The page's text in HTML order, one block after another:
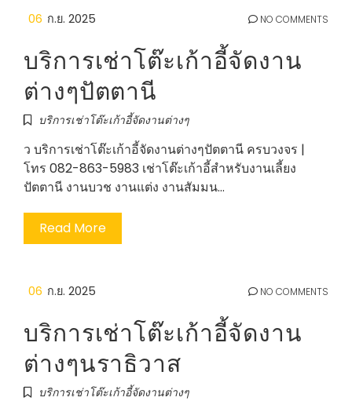
06 ก.ย. 2025 NO COMMENTS
บริการเช่าโต๊ะเก้าอี้จัดงาน
ต่างๆปัตตานี
บริการเช่าโต๊ะเก้าอี้จัดงานต่างๆ
ว บริการเช่าโต๊ะเก้าอี้จัดงานต่างๆปัตตานี ครบวงจร |
โทร 082-863-5983 เช่าโต๊ะเก้าอี้สำหรับงานเลี้ยง
ปัตตานี งานบวช งานแต่ง งานสัมมน…
Read More
06 ก.ย. 2025 NO COMMENTS
บริการเช่าโต๊ะเก้าอี้จัดงาน
ต่างๆนราธิวาส
บริการเช่าโต๊ะเก้าอี้จัดงานต่างๆ